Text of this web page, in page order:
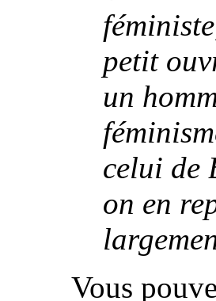
petit
un
celui de
on en
Vous